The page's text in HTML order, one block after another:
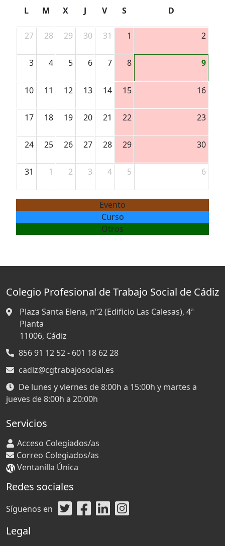
L M X J V S D
27 28 29 30 31 1 2
3 4 5 6 7 8 9
10 11 12 13 14 15 16
17 18 19 20 21 22 23
24 25 26 27 28 29 30
31 1 2 3 4 5 6
Evento
Curso
Otros
Colegio Profesional de Trabajo Social de Cádiz
Plaza Santa Elena, nº2 (Edificio Las Calesas), 4ª
Planta
11006, Cádiz
856 91 12 52 - 601 18 62 28
cadiz@cgtrabajosocial.es
De lunes y viernes de 8:00h a 15:00h y martes a
jueves de 8:00h a 20:00h
Servicios
Acceso Colegiados/as
Correo Colegiados/as
Ventanilla Única
Redes sociales
Síguenos en
Legal